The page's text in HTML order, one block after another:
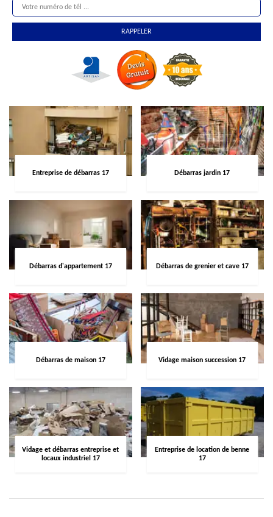
Entreprise de débarras 17 Débarras jardin 17
Débarras d'appartement 17 Débarras de grenier et cave 17
Débarras de maison 17 Vidage maison succession 17
Vidage et débarras entreprise et
locaux industriel 17
Entreprise de location de benne
17